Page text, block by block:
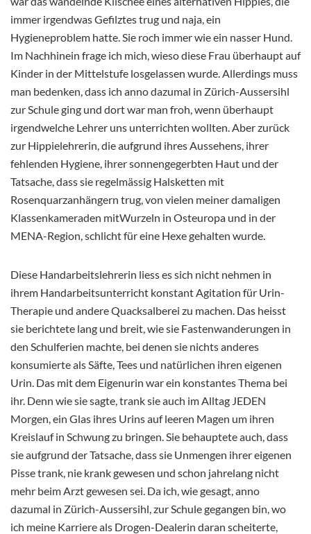
immer irgendwas Gefilztes trug und naja, ein
Hygieneproblem hatte. Sie roch immer wie ein nasser Hund.
Im Nachhinein frage ich mich, wieso diese Frau überhaupt auf
Kinder in der Mittelstufe losgelassen wurde. Allerdings muss
man bedenken, dass ich anno dazumal in Zürich-Aussersihl
zur Schule ging und dort war man froh, wenn überhaupt
irgendwelche Lehrer uns unterrichten wollten. Aber zurück
zur Hippielehrerin, die aufgrund ihres Aussehens, ihrer
fehlenden Hygiene, ihrer sonnengegerbten Haut und der
Tatsache, dass sie regelmässig Halsketten mit
Rosenquarzanhängern trug, von vielen meiner damaligen
Klassenkameraden mitWurzeln in Osteuropa und in der
MENA-Region, schlicht für eine Hexe gehalten wurde.
Diese Handarbeitslehrerin liess es sich nicht nehmen in
ihrem Handarbeitsunterricht konstant Agitation für Urin-
Therapie und andere Quacksalberei zu machen. Das heisst
sie berichtete lang und breit, wie sie Fastenwanderungen in
den Schulferien machte, bei denen sie nichts anderes
konsumierte als Säfte, Tees und natürlichen ihren eigenen
Urin. Das mit dem Eigenurin war ein konstantes Thema bei
ihr. Denn wie sie sagte, trank sie auch im Alltag JEDEN
Morgen, ein Glas ihres Urins auf leeren Magen um ihren
Kreislauf in Schwung zu bringen. Sie behauptete auch, dass
sie aufgrund der Tatsache, dass sie Unmengen ihrer eigenen
Pisse trank, nie krank gewesen und schon jahrelang nicht
mehr beim Arzt gewesen sei. Da ich, wie gesagt, anno
dazumal in Zürich-Aussersihl, zur Schule gegangen bin, wo
ich meine Karriere als Drogen-Dealerin daran scheiterte,